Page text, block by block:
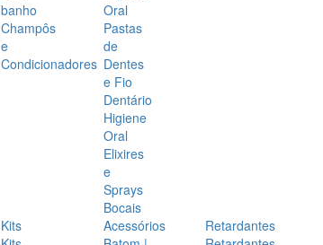
banho
Champôs
e
Condicionadores
Oral
Pastas
de
Dentes
e Fio
Dentário
Higiene
Oral
Elixires
e
Sprays
Bocais
Kits
Acessórios
Retardantes